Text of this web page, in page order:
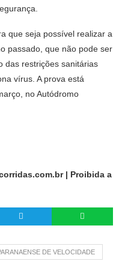
que seja possível realizar a
passado, que não pode ser
das restrições sanitárias
vírus. A prova está
no Autódromo
| Proibida a
DE VELOCIDADE